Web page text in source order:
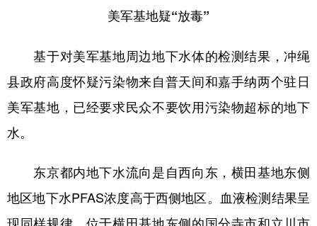
美军基地疑“放毒”
基于对美军基地周边地下水体的检测结果，冲绳
县政府高度怀疑污染物来自普天间和嘉手纳两个驻日
美军基地，已经要求民众不要饮用污染物超标的地下
水。
东京都内地下水流向是自西向东，横田基地东侧
地区地下水PFAS浓度高于西侧地区。血液检测结果呈